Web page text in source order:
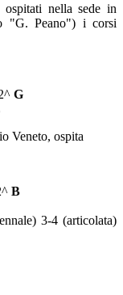
ospitati nella sede in
"G. Peano") i corsi
G
Veneto, ospita
B
3-4 (articolata)